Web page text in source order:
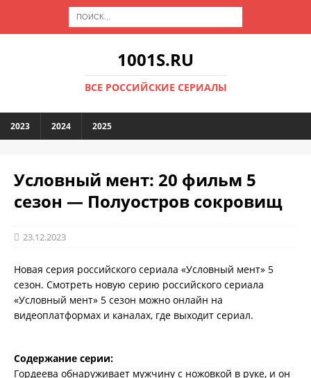
1001S.RU
ВСЕ РОССИЙСКИЕ СЕРИАЛЫ
2023 2024 2025
Условный мент: 20 фильм 5
сезон — Полуостров сокровищ
23.12.2023
Новая серия российского сериала «Условный мент» 5
сезон. Смотреть новую серию российского сериала
«Условный мент» 5 сезон можно онлайн на
видеоплатформах и каналах, где выходит сериал.
Содержание серии:
Гордеева обнаруживает мужчину с ножовкой в руке, и он